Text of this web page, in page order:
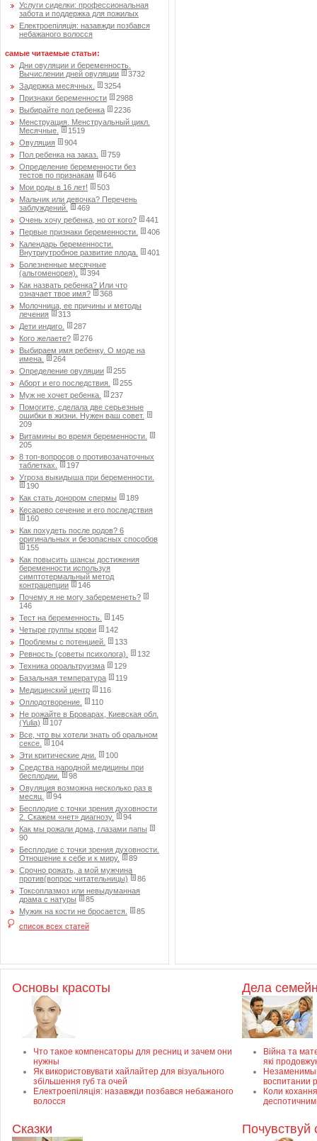
Услуги сиделки: профессиональная
забота и поддержка для пожилых
Електроепіляція: назавжди позбався
небажаного волосся
самые читаемые статьи:
Дни овуляции и беременность.
Вычислении дней овуляции
3732
Задержка месячных.
3254
Признаки беременности
2988
Выбирайте пол ребенка
2236
Менструация. Менструальный цикл.
Месячные.
1519
Овуляция
904
Пол ребенка на заказ.
759
Определение беременности без
тестов по признакам
646
Мои роды в 16 лет!
503
Мальчик или девочка? Перечень
заблуждений.
469
Очень хочу ребенка, но от кого?
441
Первые признаки беременности.
406
Календарь беременности.
Внутриутробное развитие плода.
401
Болезненные месячные
(альгоменорея).
394
Как назвать ребенка? Или что
означает твое имя?
368
Молочница, ее причины и методы
лечения
313
Дети индиго.
287
Кого желаете?
276
Выбираем имя ребенку. О моде на
имена.
264
Определение овуляции
255
Аборт и его последствия.
255
Муж не хочет ребенка.
237
Помогите, сделала две серьезные
ошибки в жизни. Нужен ваш совет.
209
Витамины во время беременности.
205
8 топ-вопросов о противозачаточных
таблетках.
197
Угроза выкидыша при беременности.
190
Как стать донором спермы
189
Кесарево сечение и его последствия
160
Как похудеть после родов? 6
оригинальных и безопасных способов
155
Как повысить шансы достижения
беременности используя
симптотермальный метод
контрацепции
146
Почему я не могу забеременеть?
146
Тест на беременность.
145
Четыре группы крови
142
Проблемы с потенцией.
133
Ревность (советы психолога).
132
Техника ороальтруизма
129
Базальная температура
119
Медицинский центр
116
Оплодотворение.
110
Не рожайте в Броварах, Киевская обл.
(Yulia)
107
Все, что вы хотели знать об оральном
сексе.
104
Эти критические дни.
100
Средства народной медицины при
бесплодии.
98
Овуляция возможна несколько раз в
месяц.
94
Бесплодие с точки зрения духовности
2. Скажем «нет» диагнозу.
94
Как мы рожали дома, глазами папы
90
Бесплодие с точки зрения духовности.
Отношение к себе и к миру.
89
Срочно рожать, а мой мужчина
против(вопрос читательницы)
86
Токсоплазмоз или невыдуманная
драма с натуры
85
Мужик на кости не бросается.
85
список всех статей
Основы красоты
Что такое компенсаторы для ресниц и зачем они
нужны
Як використовувати хайлайтер для візуального
збільшення губ та очей
Електроепіляція: назавжди позбався небажаного
волосся
Дела
Війна та
які
воспитании
Коли
Сказки Почувствуй